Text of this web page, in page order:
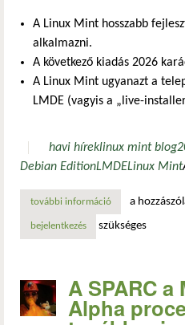
A Linux Mint hosszabb
alkalmazni.
A következő kiadás 2026
A Linux Mint ugyanazt a
LMDE (vagyis a „live-
havi híreklinux mint blog
Debian EditionLMDELinux Mint
további információlinux mint blog
a
bejelentkezés szükséges
A SPARC
Alpha